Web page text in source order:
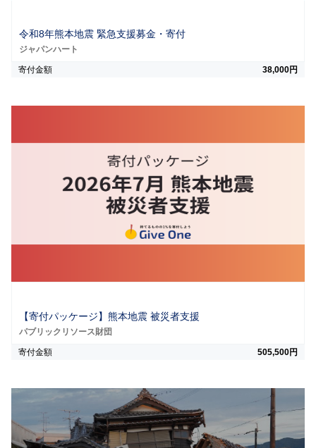
令和8年熊本地震 緊急支援募金・寄付
ジャパンハート
寄付金額 38,000円
【寄付パッケージ】熊本地震 被災者支援
パブリックリソース財団
寄付金額 505,500円